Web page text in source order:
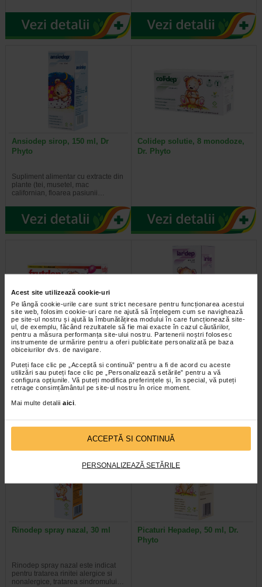
Acest site utilizează cookie-uri
Pe lângă cookie-urile care sunt strict necesare pentru funcționarea acestui
site web, folosim cookie-uri care ne ajută să înțelegem cum se navighează
pe site-ul nostru și ajută la îmbunătățirea modului în care funcționează site-
ul, de exemplu, făcând rezultatele să fie mai exacte în cazul căutărilor,
pentru a măsura performanța site-ului nostru. Partenerii noștri folosesc
instrumente de urmărire pentru a oferi publicitate personalizată pe baza
obiceiurilor dvs. de navigare.
Puteți face clic pe „Acceptă si continuă” pentru a fi de acord cu aceste
utilizări sau puteți face clic pe „Personalizează setările” pentru a vă
configura opțiunile. Vă puteți modifica preferințele și, în special, vă puteți
retrage consimțământul pe site-ul nostru în orice moment.
Mai multe detalii aici
ACCEPTĂ SI CONTINUĂ
PERSONALIZEAZĂ SETĂRILE
Ansiodep sirop, 150 ml, Dr
Phyto
Supliment alimentar cu extracte din
plante (tei, musetel, mac
californian, floarea pasiunii…
Colidep solutie, 8 monodoze,
Dr. Phyto
Frutdep Immuno, 10 flacoane
monodoza, 10 ml, Dr. Phyto
Supliment alimentar pe baza de
betaglucan, lactoferina, resveratrol,
vitamina C, betacaroten, vitamine…
Laridep spray, 30 ml
Mucoasa orofaringiana este foarte
sensibila la actiunea nociva a
virusurilor, mai ales in sezonul…
Rinodep spray nazal, 30 ml
Rinodep spray nazal este indicat
pentru tratarea rinitei alergice si
nonalergice, tratarea sindromului…
Picaturi Hepadep, 50 ml, Dr.
Phyto